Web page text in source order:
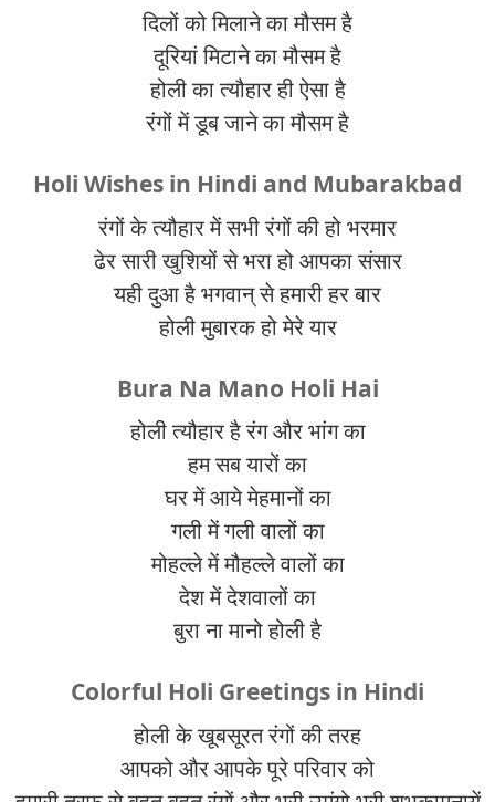
दिलों को मिलाने का मौसम है
दूरियां मिटाने का मौसम है
होली का त्यौहार ही ऐसा है
रंगों में डूब जाने का मौसम है
Holi Wishes in Hindi and Mubarakbad
रंगों के त्यौहार में सभी रंगों की हो भरमार
ढेर सारी खुशियों से भरा हो आपका संसार
यही दुआ है भगवान् से हमारी हर बार
होली मुबारक हो मेरे यार
Bura Na Mano Holi Hai
होली त्यौहार है रंग और भांग का
हम सब यारों का
घर में आये मेहमानों का
गली में गली वालों का
मोहल्ले में मौहल्ले वालों का
देश में देशवालों का
बुरा ना मानो होली है
Colorful Holi Greetings in Hindi
होली के खूबसूरत रंगों की तरह
आपको और आपके पूरे परिवार को